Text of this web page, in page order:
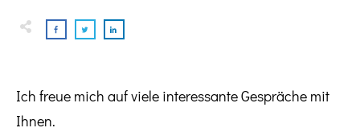
Ich freue mich auf viele interessante Gespräche mit
Ihnen.